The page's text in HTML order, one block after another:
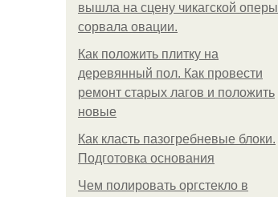
вышла на сцену чикагской
сорвала овации.
Как положить плитку на
деревянный пол. Как провести
ремонт старых лагов и положить
новые
Как класть пазогребневые блоки.
Подготовка основания
Чем полировать оргстекло в